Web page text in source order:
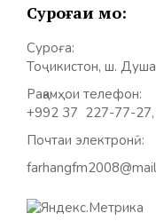
Суроғаи мо:
Суроға:
Тоҷикистон, ш.
Рақамҳои телефон:
+992 37 227-77-
Почтаи электронӣ: